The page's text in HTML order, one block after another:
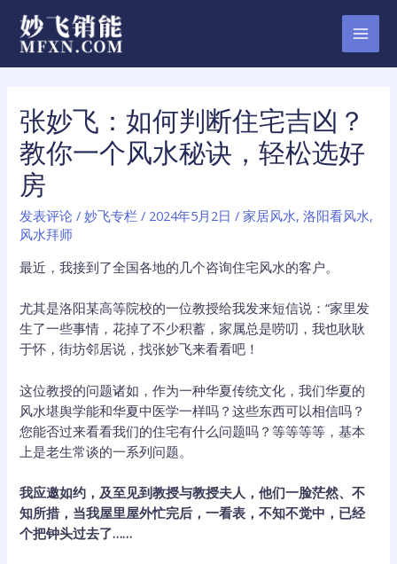
容
张妙飞：如何判断住宅吉凶？
教你一个风水秘诀，轻松选好
房
发表评论 /妙飞专栏 / 2024年5月2日 /家居风水,洛阳看风水,
风水拜师
最近，我接到了全国各地的几个咨询住宅风水的客户。
尤其是洛阳某高等院校的一位教授给我发来短信说：“家里发
生了一些事情，花掉了不少积蓄，家属总是唠叨，我也耿耿
于怀，街坊邻居说，找张妙飞来看看吧！
这位教授的问题诸如，作为一种华夏传统文化，我们华夏的
风水堪舆学能和华夏中医学一样吗？这些东西可以相信吗？
您能否过来看看我们的住宅有什么问题吗？等等等等，基本
上是老生常谈的一系列问题。
我应邀如约，及至见到教授与教授夫人，他们一脸茫然、不
知所措，当我屋里屋外忙完后，一看表，不知不觉中，已经
个把钟头过去了……